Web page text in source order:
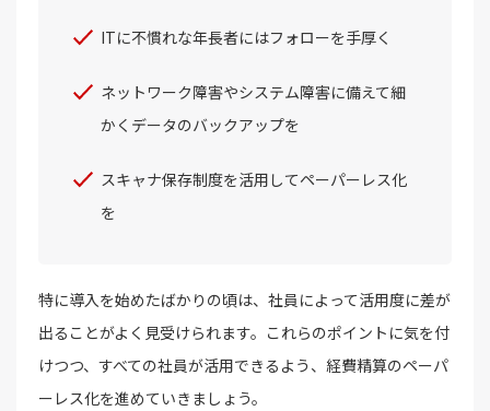
ITに不慣れな年長者にはフォローを手厚く
ネットワーク障害やシステム障害に備えて細
かくデータのバックアップを
スキャナ保存制度を活用してペーパーレス化
を
特に導入を始めたばかりの頃は、社員によって活用度に差が
出ることがよく見受けられます。これらのポイントに気を付
けつつ、すべての社員が活用できるよう、経費精算のペーパ
ーレス化を進めていきましょう。